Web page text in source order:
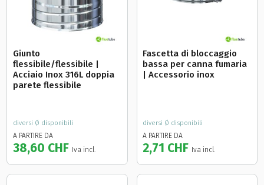
Giunto
flessibile/flessibile |
Acciaio Inox 316L doppia
parete flessibile
diversi Ø disponibili
A PARTIRE DA
38,60 CHF Iva incl.
Fascetta di bloccaggio
bassa per canna fumaria
| Accessorio inox
diversi Ø disponibili
A PARTIRE DA
2,71 CHF Iva incl.